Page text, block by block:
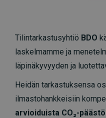
Tilintarkastusyhtiö BDO
laskelmamme ja
läpinäkyvyyden ja
Heidän tarkastuksensa
ilmastohankkeisiin
arvioiduista CO₂-